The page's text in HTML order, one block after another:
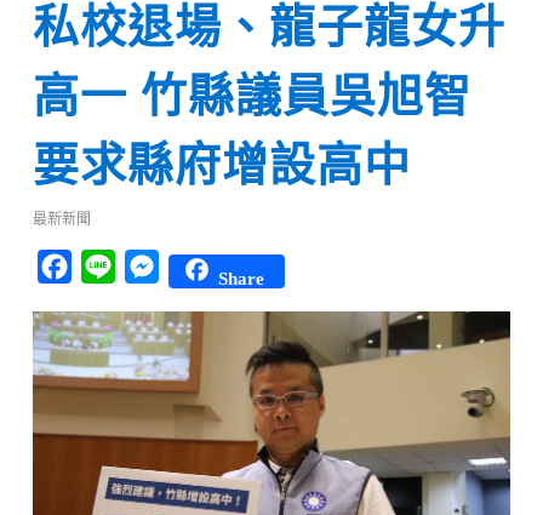
私校退場、龍子龍女升
高一 竹縣議員吳旭智
要求縣府增設高中
最新新聞
Facebook
Line Messenger
Share